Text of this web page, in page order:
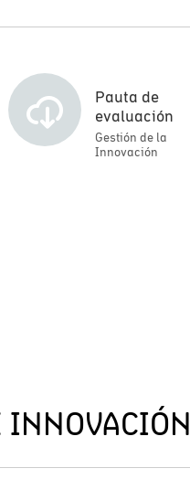
Pauta de
evaluación
Gestión de la
Innovación